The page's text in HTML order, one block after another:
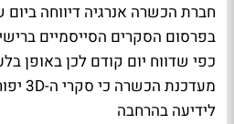
חברת הכשרה אנרגיה דיווחה ביום
בפרסום הסקרים הסייסמיים
מעדכנת הכשרה כי סקרי ה-3D יפורסמו במהלך חודש יוני.
לידיעה בהרחבה